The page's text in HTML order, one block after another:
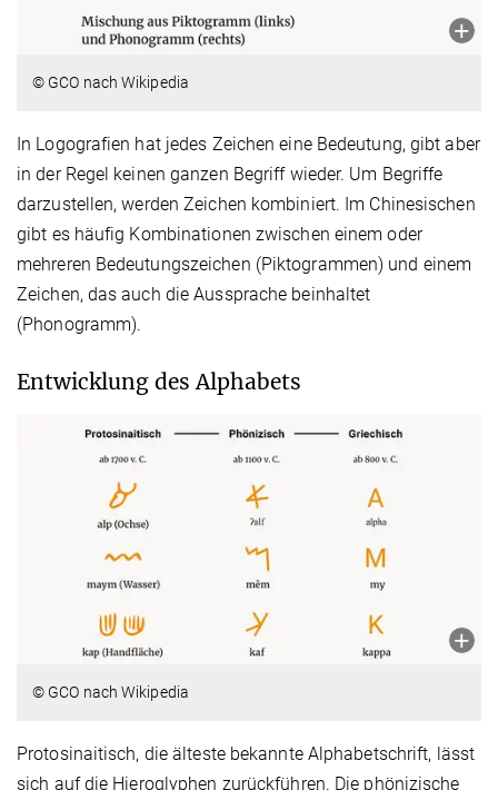
© GCO nach Wikipedia
In Logografien hat jedes Zeichen eine Bedeutung, gibt aber
in der Regel keinen ganzen Begriff wieder. Um Begriffe
darzustellen, werden Zeichen kombiniert. Im Chinesischen
gibt es häufig Kombinationen zwischen einem oder
mehreren Bedeutungszeichen (Piktogrammen) und einem
Zeichen, das auch die Aussprache beinhaltet
(Phonogramm).
Entwicklung des Alphabets
© GCO nach Wikipedia
Protosinaitisch, die älteste bekannte Alphabetschrift, lässt
sich auf die Hieroglyphen zurückführen. Die phönizische